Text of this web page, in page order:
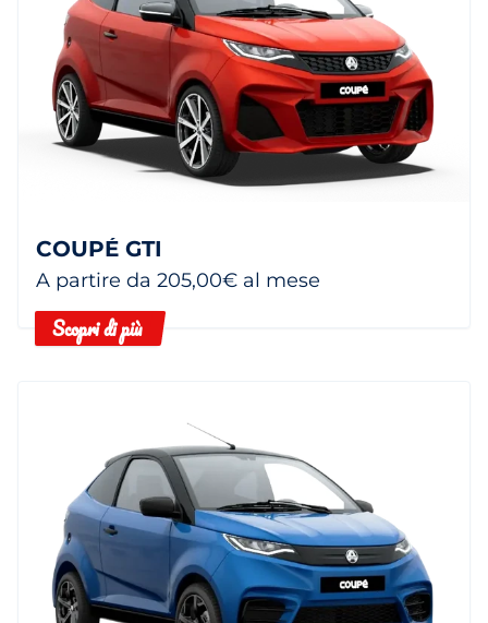
COUPÉ GTI
A partire da 205,00€ al mese
Scopri di più